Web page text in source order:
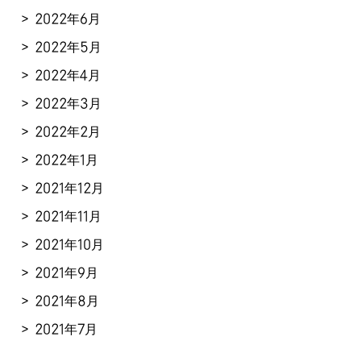
2022年6月
2022年5月
2022年4月
2022年3月
2022年2月
2022年1月
2021年12月
2021年11月
2021年10月
2021年9月
2021年8月
2021年7月